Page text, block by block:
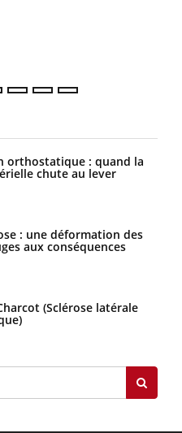
orthostatique : quand la
chute au lever
: une déformation des
aux conséquences
(Sclérose latérale